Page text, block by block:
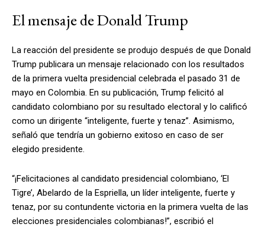
El mensaje de Donald Trump
La reacción del presidente se produjo después de que Donald
Trump publicara un mensaje relacionado con los resultados
de la primera vuelta presidencial celebrada el pasado 31 de
mayo en Colombia. En su publicación, Trump felicitó al
candidato colombiano por su resultado electoral y lo calificó
como un dirigente “inteligente, fuerte y tenaz”. Asimismo,
señaló que tendría un gobierno exitoso en caso de ser
elegido presidente.
“¡Felicitaciones al candidato presidencial colombiano, ‘El
Tigre’, Abelardo de la Espriella, un líder inteligente, fuerte y
tenaz, por su contundente victoria en la primera vuelta de las
elecciones presidenciales colombianas!”, escribió el